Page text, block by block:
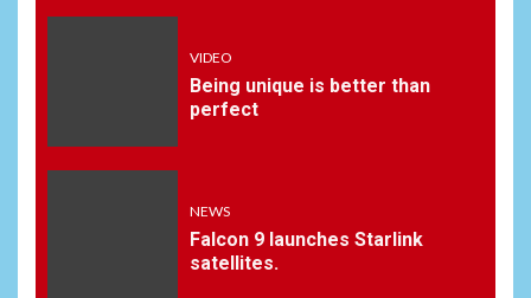
VIDEO
Being unique is better than
perfect
NEWS
Falcon 9 launches Starlink
satellites.